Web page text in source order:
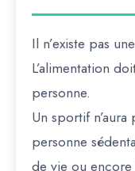
Il n’existe pas
L’alimentation
personne.
Un sportif n’aura
personne
de vie ou